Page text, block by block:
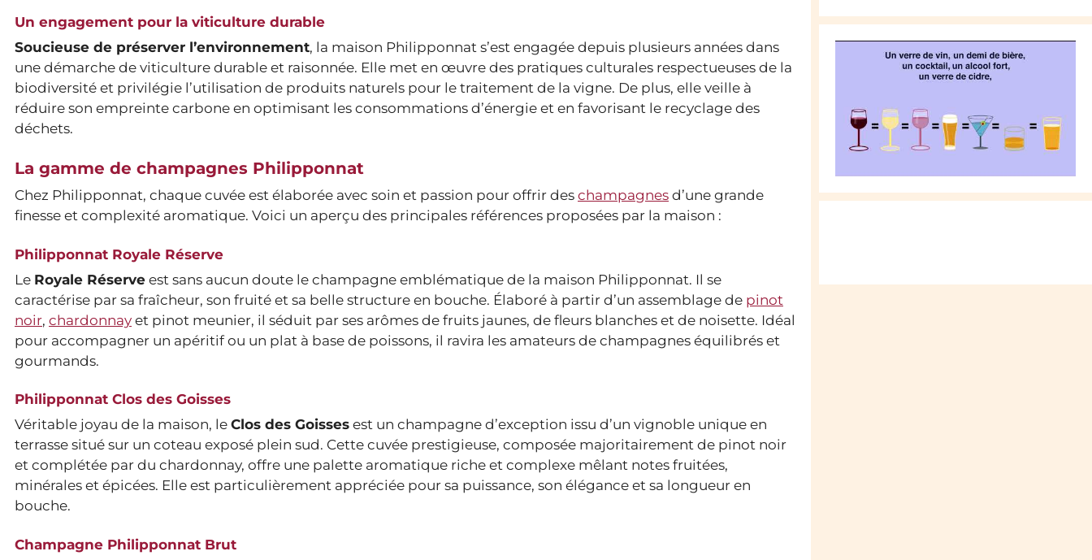
Un engagement pour la viticulture durable
Soucieuse de préserver l’environnement, la maison Philipponnat s’est engagée depuis plusieurs années dans
une démarche de viticulture durable et raisonnée. Elle met en œuvre des pratiques culturales respectueuses de la
biodiversité et privilégie l’utilisation de produits naturels pour le traitement de la vigne. De plus, elle veille à
réduire son empreinte carbone en optimisant les consommations d’énergie et en favorisant le recyclage des
déchets.
La gamme de champagnes Philipponnat
Chez Philipponnat, chaque cuvée est élaborée avec soin et passion pour offrir des champagnes d’une grande
finesse et complexité aromatique. Voici un aperçu des principales références proposées par la maison :
Philipponnat Royale Réserve
Le Royale Réserve est sans aucun doute le champagne emblématique de la maison Philipponnat. Il se
caractérise par sa fraîcheur, son fruité et sa belle structure en bouche. Élaboré à partir d’un assemblage de pinot
noir, chardonnay et pinot meunier, il séduit par ses arômes de fruits jaunes, de fleurs blanches et de noisette. Idéal
pour accompagner un apéritif ou un plat à base de poissons, il ravira les amateurs de champagnes équilibrés et
gourmands.
Philipponnat Clos des Goisses
Véritable joyau de la maison, le Clos des Goisses est un champagne d’exception issu d’un vignoble unique en
terrasse situé sur un coteau exposé plein sud. Cette cuvée prestigieuse, composée majoritairement de pinot noir
et complétée par du chardonnay, offre une palette aromatique riche et complexe mêlant notes fruitées,
minérales et épicées. Elle est particulièrement appréciée pour sa puissance, son élégance et sa longueur en
bouche.
Champagne Philipponnat Brut